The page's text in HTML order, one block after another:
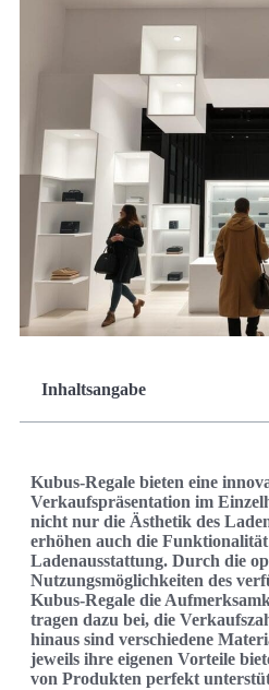
Inhaltsangabe
Kubus-Regale bieten eine
Verkaufspräsentation im
nicht nur die Ästhetik des
erhöhen auch die
Ladenausstattung. Durch die
Nutzungsmöglichkeiten des
Kubus-Regale die
tragen dazu bei, die
hinaus sind verschiedene
jeweils ihre eigenen Vorteile
von Produkten perfekt